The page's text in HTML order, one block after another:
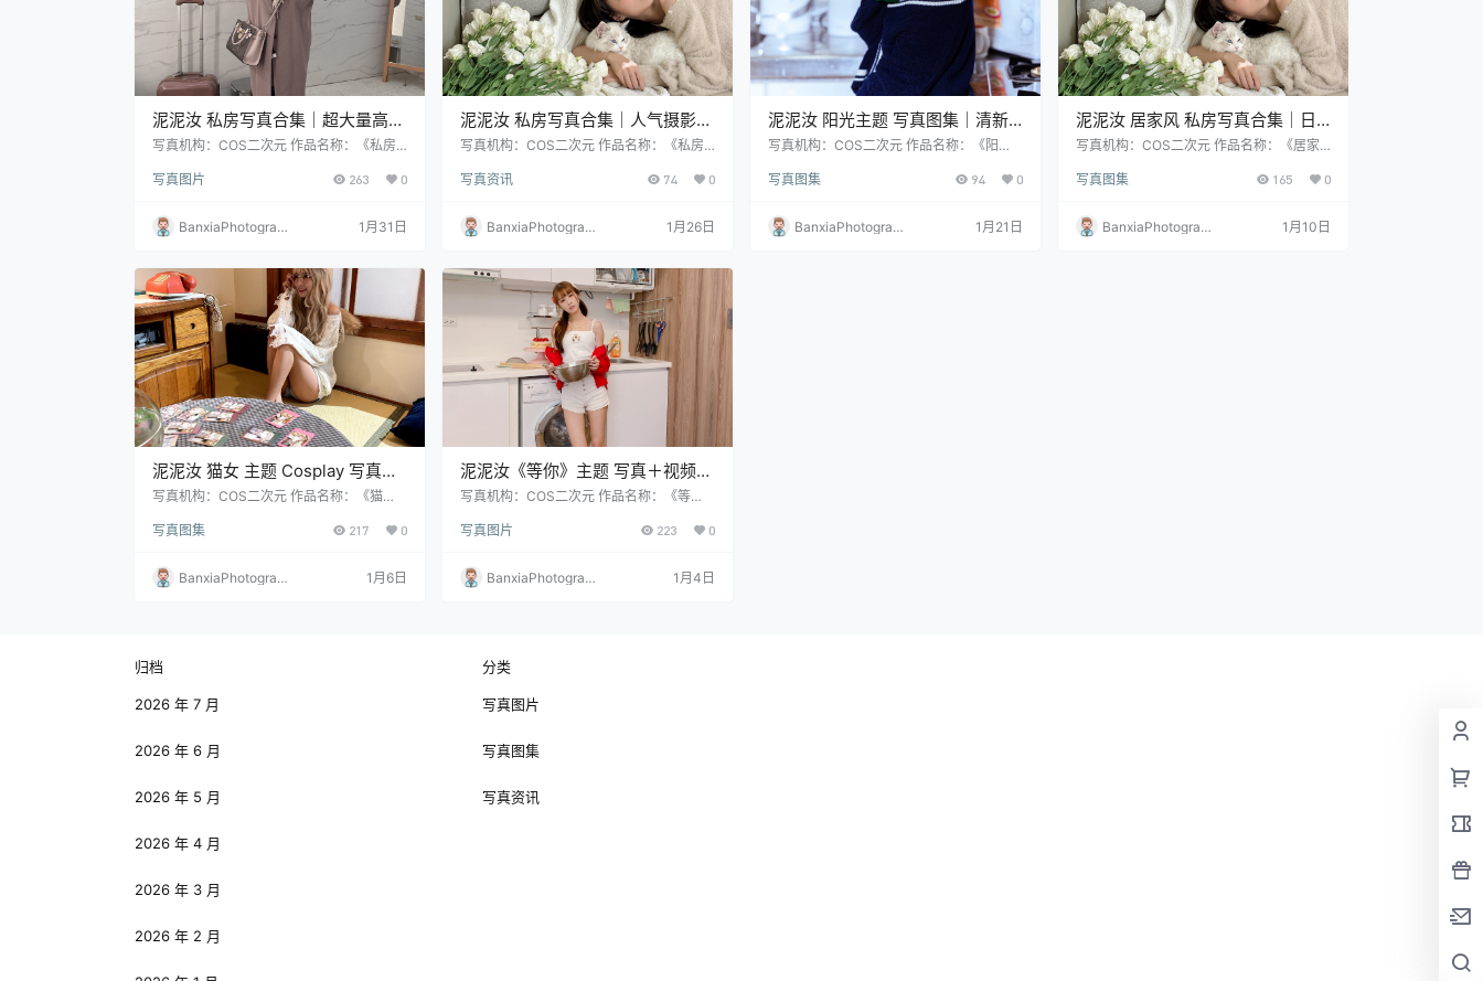
泥泥汝 私房写真合集｜超大量高清
写真＋视频（460P｜19V｜
写真机构：COS二次元 作品名称：《私房
｜19V 资源大小：1.26GB
写真图片 263 0
BanxiaPhotograp
1月31日
泥泥汝 私房写真合集｜人气摄影作
品（124P｜14V｜426MB）
写真机构：COS二次元 作品名称：《私房
24P｜14V 资源大小：426MB
写真资讯 74 0
BanxiaPhotograp
1月26日
泥泥汝 阳光主题 写真图集｜清新
风格高清摄影（30P｜402MB）
写真机构：COS二次元 作品名称：《阳
源大小：402MB
写真图集 94 0
BanxiaPhotograp
1月21日
泥泥汝 居家风 私房写真合集｜日
常氛围高清摄影（124P｜14V｜
写真机构：COS二次元 作品名称：《居家
量：124P｜14V 资源大小：423MB
写真图集 165 0
BanxiaPhotograp
1月10日
泥泥汝 猫女 主题 Cosplay 写真＋
视频合集｜高质量图集（372P｜
写真机构：COS二次元 作品名称：《猫
12V 资源大小：1.09GB
写真图集 217 0
BanxiaPhotograp
1月6日
泥泥汝《等你》主题 写真＋视频合
集｜情绪向摄影作品（239P｜6V
写真机构：COS二次元 作品名称：《等
6V 资源大小：509MB
写真图片 223 0
BanxiaPhotograp
1月4日
归档
2026 年 7 月
2026 年 6 月
2026 年 5 月
2026 年 4 月
2026 年 3 月
2026 年 2 月
分类
写真图片
写真图集
写真资讯